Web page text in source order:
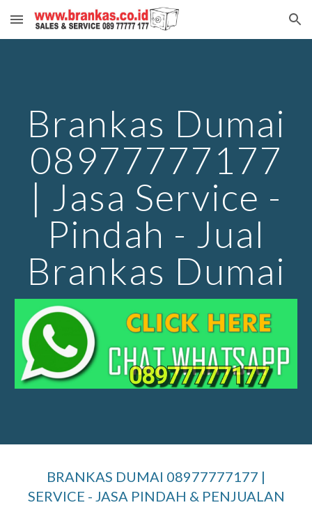
Skip to main content Skip to navigation
Brankas Dumai
08977777177
| Jasa Service -
Pindah - Jual
Brankas Dumai
BRANKAS DUMAI 08977777177 |
SERVICE - JASA PINDAH & PENJUALAN